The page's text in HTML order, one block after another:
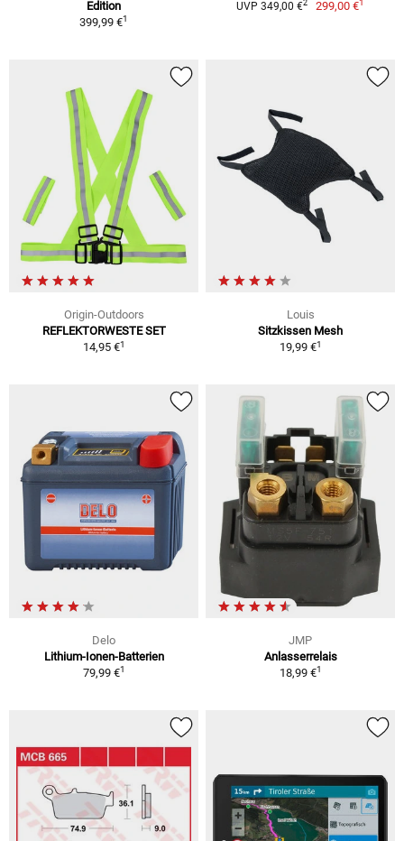
Edition
399,99 €1
UVP 349,00 €2 299,00 €1
Origin-Outdoors
REFLEKTORWESTE SET
14,95 €1
Louis
Sitzkissen Mesh
19,99 €1
Delo
Lithium-Ionen-Batterien
79,99 €1
JMP
Anlasserrelais
18,99 €1